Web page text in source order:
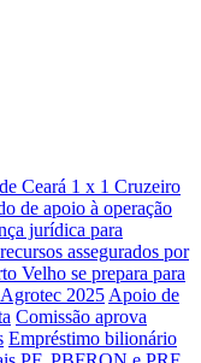
Ceará 1 x 1 Cruzeiro
de apoio à operação
jurídica para
assegurados por
Velho se prepara para
2025 Apoio de
Comissão aprova
Empréstimo bilionário